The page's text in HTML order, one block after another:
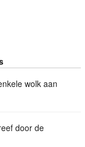
wolk aan
door de